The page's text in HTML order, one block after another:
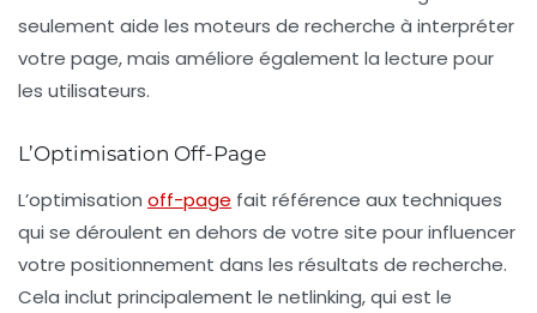
seulement aide les moteurs de recherche à interpréter
votre page, mais améliore également la lecture pour
les utilisateurs.
L’Optimisation Off-Page
L’optimisation off-page fait référence aux techniques
qui se déroulent en dehors de votre site pour influencer
votre positionnement dans les résultats de recherche.
Cela inclut principalement le netlinking, qui est le